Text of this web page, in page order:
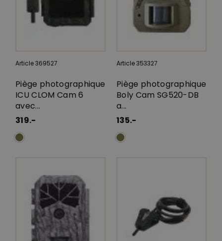
Article 369527
Piège photographique
ICU CLOM Cam 6
avec...
319.-
Article 353327
Piège photographique
Boly Cam SG520-DB
a...
135.-